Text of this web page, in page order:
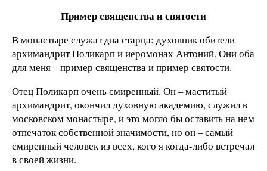
Пример священства и святости
В монастыре служат два старца: духовник обители
архимандрит Поликарп и иеромонах Антоний. Они оба
для меня – пример священства и пример святости.
Отец Поликарп очень смиренный. Он – маститый
архимандрит, окончил духовную академию, служил в
московском монастыре, и это могло бы оставить на нем
отпечаток собственной значимости, но он – самый
смиренный человек из всех, кого я когда-либо встречал
в своей жизни.